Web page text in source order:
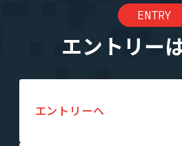
ENTRY
エントリー
エントリーへ